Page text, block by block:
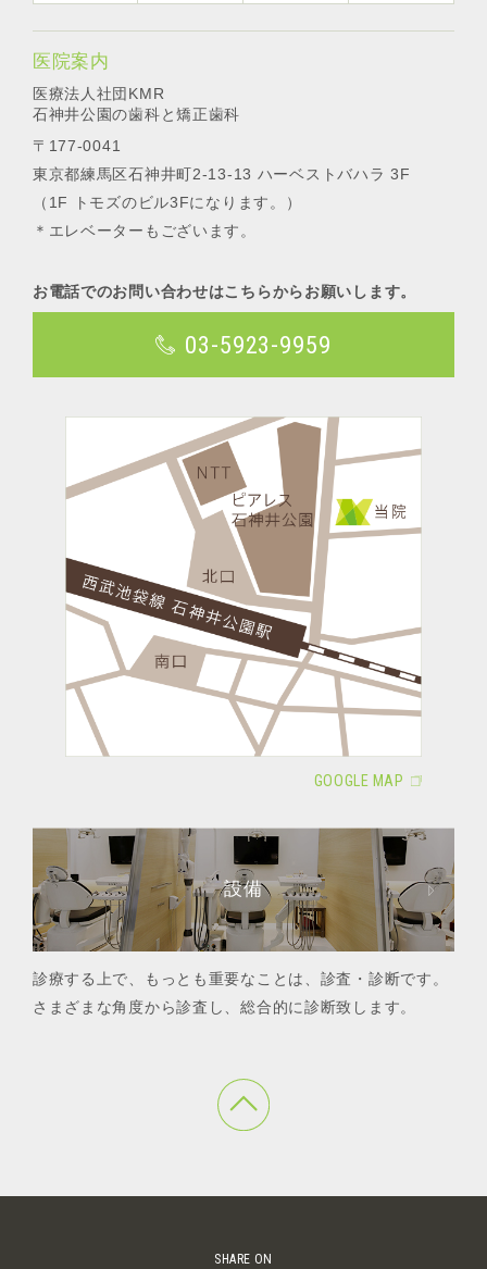
医院案内
医療法人社団KMR
石神井公園の歯科と矯正歯科
〒177-0041
東京都練馬区石神井町2-13-13 ハーベストバハラ 3F
（1F トモズのビル3Fになります。）
＊エレベーターもございます。
お電話でのお問い合わせはこちらからお願いします。
03-5923-9959
GOOGLE MAP
設備
診療する上で、もっとも重要なことは、診査・診断です。
さまざまな角度から診査し、総合的に診断致します。
SHARE ON